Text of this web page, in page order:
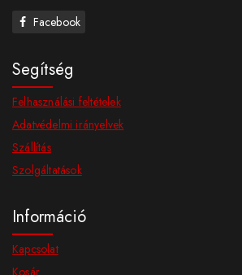
Facebook
Segítség
Felhasználási feltételek
Adatvédelmi irányelvek
Szállítás
Szolgáltatások
Információ
Kapcsolat